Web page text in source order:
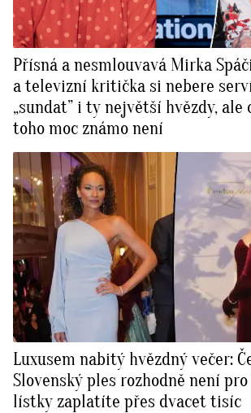
Přísná a nesmlouvavá Mirka
a televizní kritička si nebere
„sundat” i ty největší hvězdy,
toho moc známo není
Luxusem nabitý hvězdný večer:
Slovenský ples rozhodně není pro
lístky zaplatíte přes dvacet tisíc